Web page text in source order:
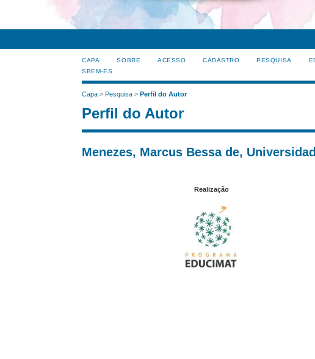
CAPA SOBRE ACESSO CADASTRO PESQUISA
SBEM-ES
Capa >Pesquisa >Perfil do Autor
Perfil do Autor
Menezes, Marcus Bessa de,
Realização